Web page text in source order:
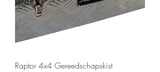
Raptor 4x4 Gereedschapskist